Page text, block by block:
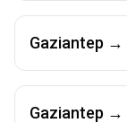
Gaziantep →
Gaziantep →